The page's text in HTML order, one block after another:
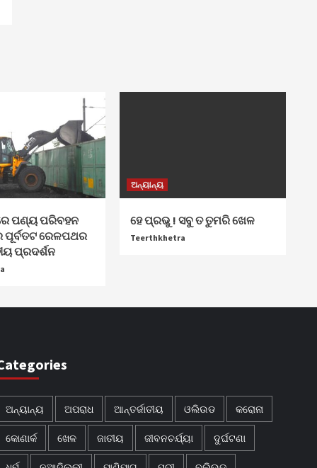
ପଣ୍ୟ ପରିବହନ
ପୂର୍ବତଟ ରେଳପଥର
ପ୍ରଦର୍ଶନ
ଅନ୍ୟାନ୍ୟ
ହେ ପ୍ରଭୁ ! ସବୁ ତ ତୁମରି ଖେଳ
Teerthkhetra
ଅନ୍ୟାନ୍ୟ ଅପରାଧ ଆନ୍ତର୍ଜାତୀୟ ଓଲିଉଡ କରୋନା
କୋଣାର୍କ ଖେଳ ଜାତୀୟ ଜୀବନଚର୍ଯ୍ୟା ଦୁର୍ଘଟଣା